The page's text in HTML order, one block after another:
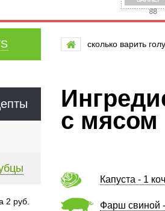
сколько варить
2 руб.
с мясом
Капуста - 1
Фарш свиной